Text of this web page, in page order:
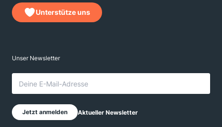
Unterstütze uns